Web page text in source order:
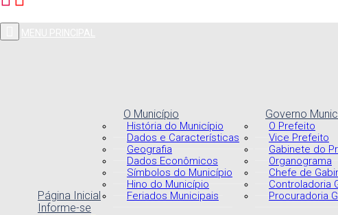
Página Inicial
O Município
História do Município
Dados e Características
Geografia
Dados Econômicos
Símbolos do Município
Hino do Município
Feriados Municipais
Governo
O Prefeito
Vice Prefeito
Gabinete do
Organograma
Chefe de
Controladoria
Procuradoria
Informe-se